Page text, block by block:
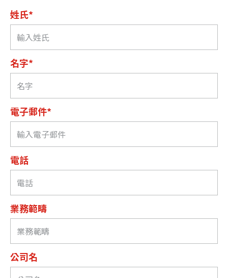
姓氏*
名字*
電子郵件*
電話
業務範疇
公司名